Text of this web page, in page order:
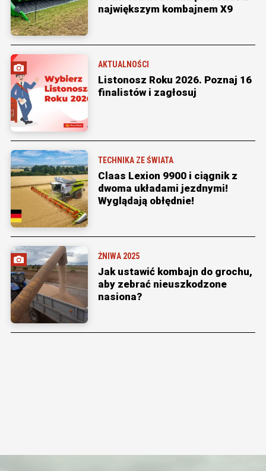
największym kombajnem X9
AKTUALNOŚCI
Listonosz Roku 2026. Poznaj 16
finalistów i zagłosuj
TECHNIKA ZE ŚWIATA
Claas Lexion 9900 i ciągnik z
dwoma układami jezdnymi!
Wyglądają obłędnie!
ŻNIWA 2025
Jak ustawić kombajn do grochu,
aby zebrać nieuszkodzone
nasiona?